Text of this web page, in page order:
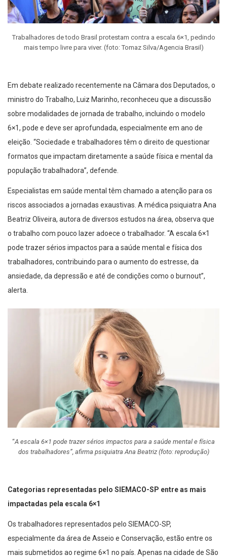
Trabalhadores de todo Brasil protestam contra a escala 6×1, pedindo
mais tempo livre para viver. (foto: Tomaz Silva/Agencia Brasil)
Em debate realizado recentemente na Câmara dos Deputados, o
ministro do Trabalho, Luiz Marinho, reconheceu que a discussão
sobre modalidades de jornada de trabalho, incluindo o modelo
6×1, pode e deve ser aprofundada, especialmente em ano de
eleição. “Sociedade e trabalhadores têm o direito de questionar
formatos que impactam diretamente a saúde física e mental da
população trabalhadora”, defende.
Especialistas em saúde mental têm chamado a atenção para os
riscos associados a jornadas exaustivas. A médica psiquiatra Ana
Beatriz Oliveira, autora de diversos estudos na área, observa que
o trabalho com pouco lazer adoece o trabalhador. “A escala 6×1
pode trazer sérios impactos para a saúde mental e física dos
trabalhadores, contribuindo para o aumento do estresse, da
ansiedade, da depressão e até de condições como o burnout”,
alerta.
“A escala 6×1 pode trazer sérios impactos para a saúde mental e física
dos trabalhadores”, afirma psiquiatra Ana Beatriz(foto: reprodução)
Categorias representadas pelo SIEMACO-SP entre as mais
impactadas pela escala 6×1
Os trabalhadores representados pelo SIEMACO-SP,
especialmente da área de Asseio e Conservação, estão entre os
mais submetidos ao regime 6×1 no país. Apenas na cidade de São